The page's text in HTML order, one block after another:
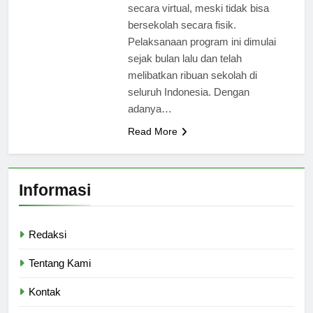
secara virtual, meski tidak bisa
bersekolah secara fisik.
Pelaksanaan program ini dimulai
sejak bulan lalu dan telah
melibatkan ribuan sekolah di
seluruh Indonesia. Dengan
adanya…
Read More
Informasi
Redaksi
Tentang Kami
Kontak